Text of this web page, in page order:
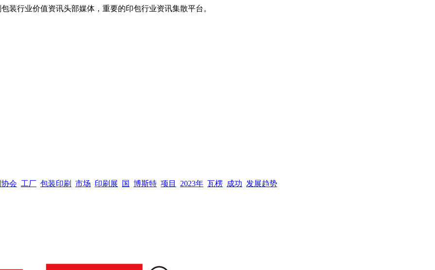
装行业价值资讯头部媒体，重要的印包行业资讯集散平台。
会 工厂 包装印刷 市场 印刷展 国 博斯特 项目 2023年 瓦楞 成功 发展趋势